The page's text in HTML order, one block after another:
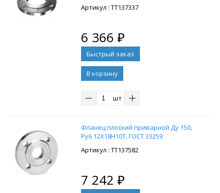
: ТТ137337
6 366 ₽
В корзину
шт
Фланец плоский приварной Ду 150,
Ру6 12Х18Н10Т, ГОСТ 33259
: ТТ137582
7 242 ₽